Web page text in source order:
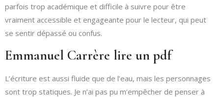
parfois trop académique et difficile à suivre pour être
vraiment accessible et engageante pour le lecteur, qui peut
se sentir dépassé ou confus.
Emmanuel Carrère lire un pdf
L’écriture est aussi fluide que de l’eau, mais les personnages
sont trop statiques. Je n’ai pas pu m’empêcher de penser à